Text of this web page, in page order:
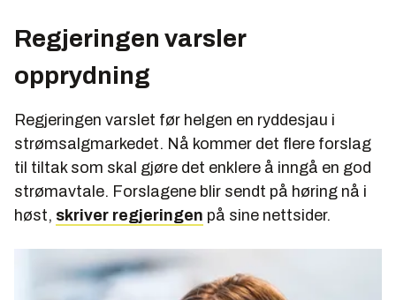
Regjeringen varsler
opprydning
Regjeringen varslet før helgen en ryddesjau i
strømsalgmarkedet. Nå kommer det flere forslag
til tiltak som skal gjøre det enklere å inngå en god
strømavtale. Forslagene blir sendt på høring nå i
høst, skriver regjeringen på sine nettsider.